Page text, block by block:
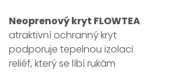
Neoprenový kryt FLOWTEA
atraktivní ochranný kryt
podporuje tepelnou izolaci
reliéf, který se líbí rukám